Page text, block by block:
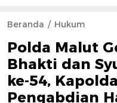
Beranda Hukum
Polda Malut
Bhakti dan
ke-54,
Pengabdian